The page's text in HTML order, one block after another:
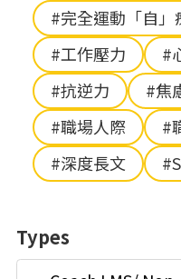
#完全運動「自」
#工作壓力
#
#抗逆力
#焦
#職場人際
#
#深度長文
Types